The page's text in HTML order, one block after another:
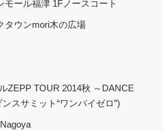
モール福津 1Fノースコート
タウンmori木の広場
ZEPP TOUR 2014秋 ～DANCE
スサミット“ワンバイゼロ”)